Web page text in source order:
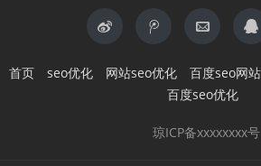
首页 seo优化 网站seo优化 百度seo网
百度seo优化
琼ICP备xxxxxxxx号